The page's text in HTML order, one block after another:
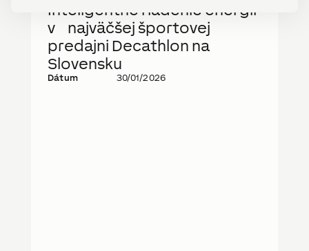
Inteligentné riadenie energií
v najväčšej športovej
predajni Decathlon na
Slovensku
Dátum 30/01/2026